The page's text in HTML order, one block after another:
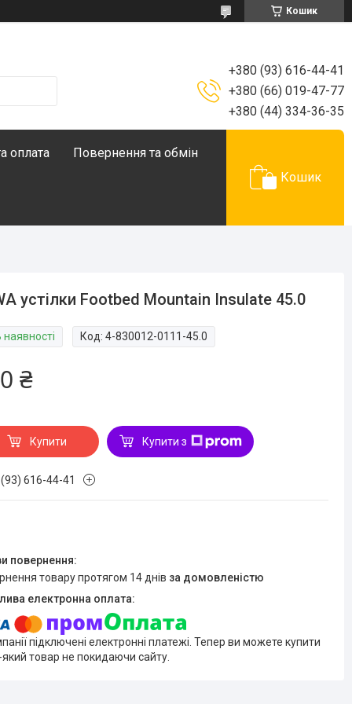
Кошик
+380 (93) 616-44-41
+380 (66) 019-47-77
+380 (44) 334-36-35
оплата Повернення та обмін
Кошик
устілки Footbed Mountain Insulate 45.0
наявності Код:4-830012-0111-45.0
₴
Купити Купити з
616-44-41
товару протягом 14 днів за домовленістю
підключені електронні платежі. Тепер ви можете купити
товар не покидаючи сайту.